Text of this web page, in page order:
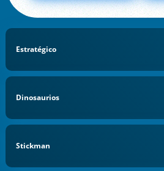
Estratégico
Dinosaurios
Stickman